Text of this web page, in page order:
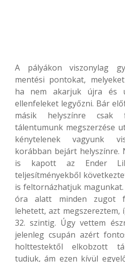
A pályákon viszonylag
mentési pontokat,
ha nem akarjuk újra és
ellenfeleket legyőzni. Bár
másik helyszínre csak
tálentumunk megszerzése
kénytelenek vagyunk
korábban bejárt helyszínre.
is kapott az Ender
teljesítményekből
is feltornázhatjuk
óra alatt minden zugot
lehetett, azt
32. szintig. Úgy vettem
jelenleg csupán azért
holttestektől elkobzott
tudjuk, ám ezen kívül